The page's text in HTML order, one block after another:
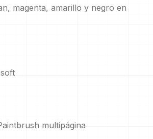
magenta, amarillo y negro en
multipágina